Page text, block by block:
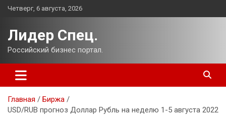
Перейти
Четверг, 6 августа, 2026
Лидер Спец.
Российский бизнес портал.
Главная
Биржа
USD/RUB прогноз Доллар Рубль на неделю 1-5 августа 2022